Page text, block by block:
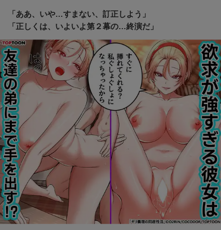
「ああ、いや…すまない、訂正しよう」
「正しくは、いよいよ第２幕の…終演だ」